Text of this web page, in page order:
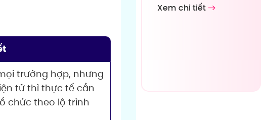
trường hợp, nhưng
tử thì thực tế cần
chức theo lộ trình
Xem chi tiết